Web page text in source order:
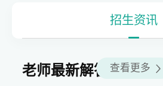
招生资讯
查看更多
老师最新解答